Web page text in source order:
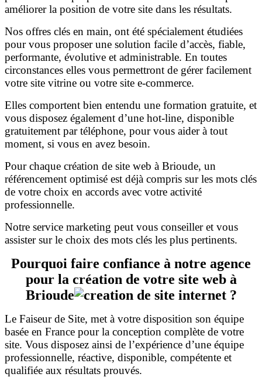
améliorer la position de votre site dans les résultats.
Nos offres clés en main, ont été spécialement étudiées
pour vous proposer une solution facile d’accès, fiable,
performante, évolutive et administrable. En toutes
circonstances elles vous permettront de gérer facilement
votre site vitrine ou votre site e-commerce.
Elles comportent bien entendu une formation gratuite, et
vous disposez également d’une hot-line, disponible
gratuitement par téléphone, pour vous aider à tout
moment, si vous en avez besoin.
Pour chaque création de site web à Brioude, un
référencement optimisé est déjà compris sur les mots clés
de votre choix en accords avec votre activité
professionnelle.
Notre service marketing peut vous conseiller et vous
assister sur le choix des mots clés les plus pertinents.
Pourquoi faire confiance à notre agence
pour la création de votre site web à
Brioude
?
Le Faiseur de Site, met à votre disposition son équipe
basée en France pour la conception complète de votre
site. Vous disposez ainsi de l’expérience d’une équipe
professionnelle, réactive, disponible, compétente et
qualifiée aux résultats prouvés.